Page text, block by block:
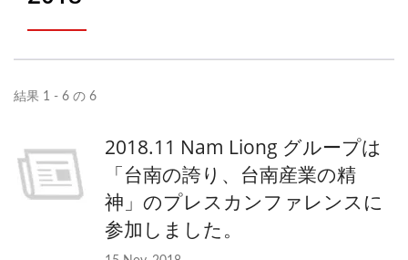
結果 1 - 6 の 6
2018.11 Nam Liong グループは
「台南の誇り、台南産業の精
神」のプレスカンファレンスに
参加しました。